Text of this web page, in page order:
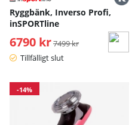
Ryggbänk, Inverso Profi,
inSPORTline
6790 krOrdinarie pris:
7499 kr
Tillfälligt slut
-14%